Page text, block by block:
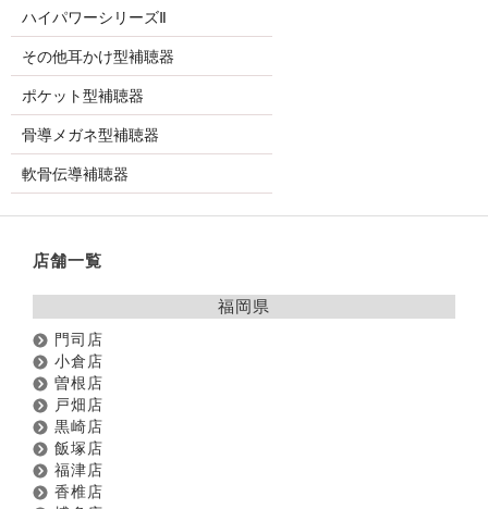
ハイパワーシリーズⅡ
その他耳かけ型補聴器
ポケット型補聴器
骨導メガネ型補聴器
軟骨伝導補聴器
店舗一覧
福岡県
門司店
小倉店
曽根店
戸畑店
黒崎店
飯塚店
福津店
香椎店